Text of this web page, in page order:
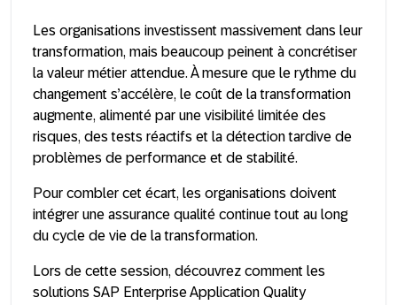
Les organisations investissent massivement dans leur
transformation, mais beaucoup peinent à concrétiser
la valeur métier attendue. À mesure que le rythme du
changement s’accélère, le coût de la transformation
augmente, alimenté par une visibilité limitée des
risques, des tests réactifs et la détection tardive de
problèmes de performance et de stabilité.
Pour combler cet écart, les organisations doivent
intégrer une assurance qualité continue tout au long
du cycle de vie de la transformation.
Lors de cette session, découvrez comment les
solutions SAP Enterprise Application Quality